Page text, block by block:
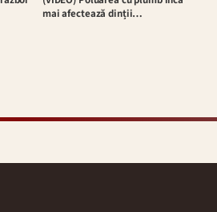
mai afectează dinții…